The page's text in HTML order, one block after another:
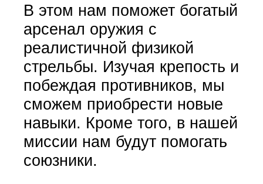
В этом нам поможет богатый
арсенал оружия с
реалистичной физикой
стрельбы. Изучая крепость и
побеждая противников, мы
сможем приобрести новые
навыки. Кроме того, в нашей
миссии нам будут помогать
союзники.